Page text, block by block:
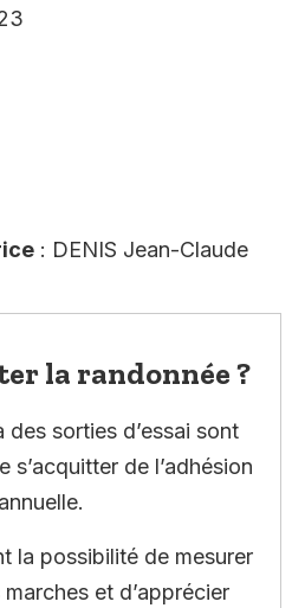
: DENIS Jean-Claude
la randonnée ?
des sorties d’essai sont
s’acquitter de l’adhésion
annuelle.
la possibilité de mesurer
et d’apprécier